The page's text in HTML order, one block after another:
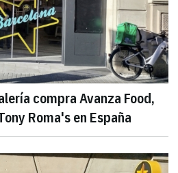
compra Avanza Food,
Roma's en España